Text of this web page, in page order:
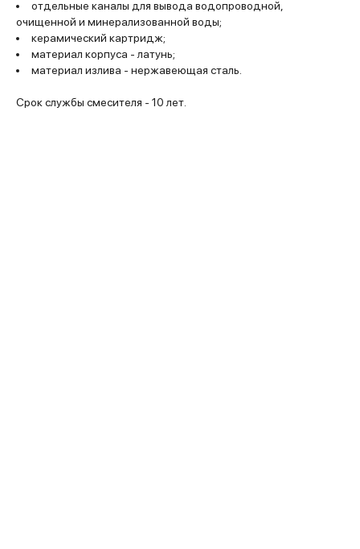
отдельные каналы для вывода водопроводной,
очищенной и минерализованной воды;
керамический картридж;
материал корпуса - латунь;
материал излива - нержавеющая сталь.
Срок службы смесителя - 10 лет.